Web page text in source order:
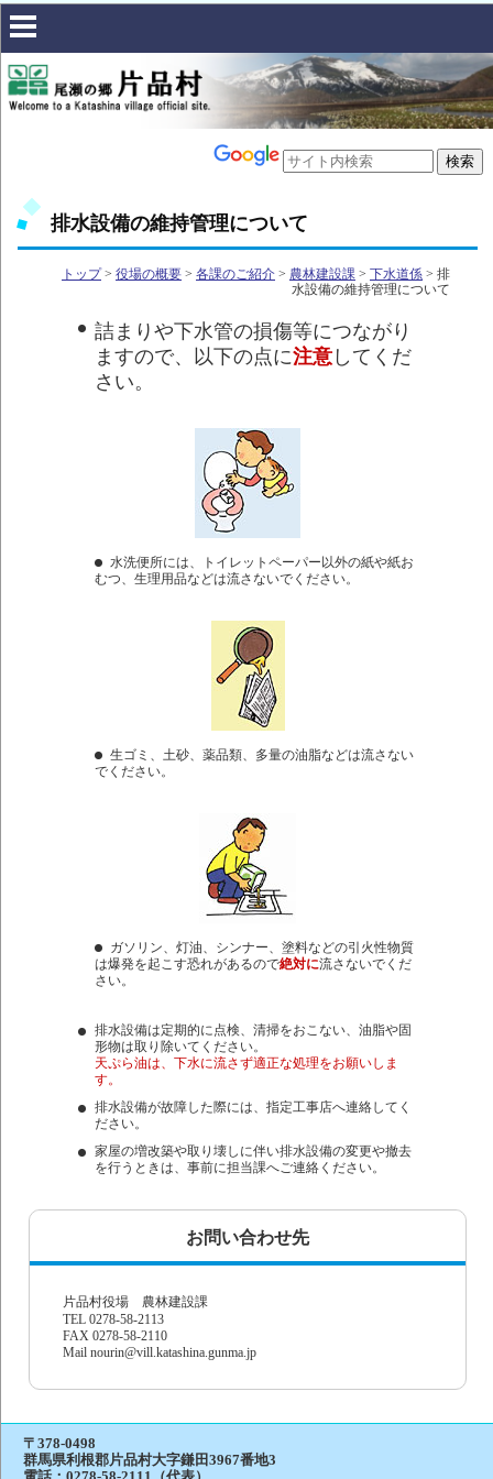
排水設備の維持管理について
トップ> 役場の概要 > 各課のご紹介 > 農林建設課 > 下水道係 > 排
水設備の維持管理について
詰まりや下水管の損傷等につながり
ますので、以下の点に注意 してくだ
さい。
水洗便所には、トイレットペーパー以外の紙や紙お
むつ、生理用品などは流さないでください。
生ゴミ、土砂、薬品類、多量の油脂などは流さない
でください。
ガソリン、灯油、シンナー、塗料などの引火性物質
は爆発を起こす恐れがあるので絶対に流さないでくだ
さい。
排水設備は定期的に点検、清掃をおこない、油脂や固
形物は取り除いてください。
天ぷら油は、下水に流さず適正な処理をお願いしま
す。
排水設備が故障した際には、指定工事店へ連絡してく
ださい。
家屋の増改築や取り壊しに伴い排水設備の変更や撤去
を行うときは、事前に担当課へご連絡ください。
お問い合わせ先
片品村役場 農林建設課
TEL 0278-58-2113
FAX 0278-58-2110
Mail nourin@vill.katashina.gunma.jp
〒378-0498
群馬県利根郡片品村大字鎌田3967番地3